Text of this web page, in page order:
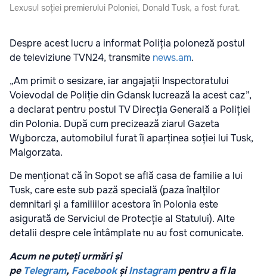
Lexusul soției premierului Poloniei, Donald Tusk, a fost furat.
Despre acest lucru a informat Poliția poloneză postul
de televiziune TVN24, transmite news.am.
„Am primit o sesizare, iar angajații Inspectoratului
Voievodal de Poliție din Gdansk lucrează la acest caz”,
a declarat pentru postul TV Direcția Generală a Poliției
din Polonia. După cum precizează ziarul Gazeta
Wyborcza, automobilul furat îi aparținea soției lui Tusk,
Malgorzata.
De menționat că în Sopot se află casa de familie a lui
Tusk, care este sub pază specială (paza înalților
demnitari și a familiilor acestora în Polonia este
asigurată de Serviciul de Protecție al Statului). Alte
detalii despre cele întâmplate nu au fost comunicate.
Acum ne puteți urmări și
pe Telegram, FacebookșiInstagrampentru a fi la